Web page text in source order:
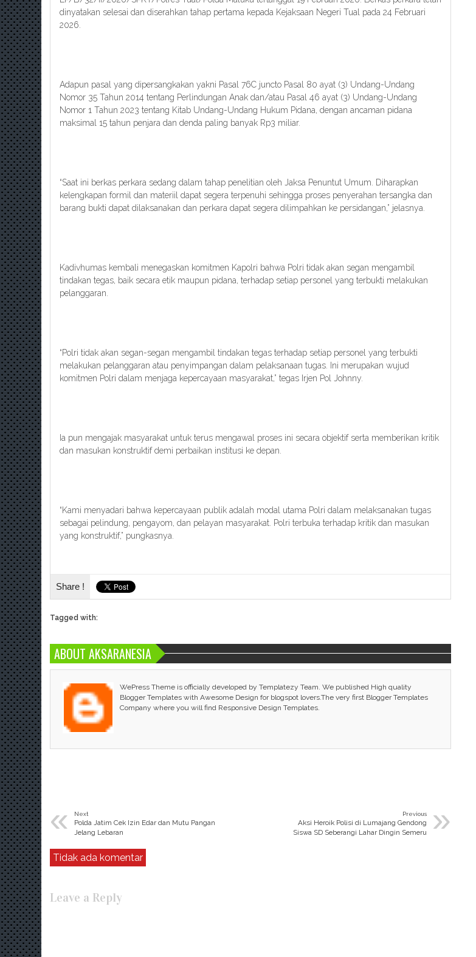
dinyatakan selesai dan diserahkan tahap pertama kepada Kejaksaan Negeri Tual pada 24 Februari
2026.
Adapun pasal yang dipersangkakan yakni Pasal 76C juncto Pasal 80 ayat (3) Undang-Undang
Nomor 35 Tahun 2014 tentang Perlindungan Anak dan/atau Pasal 46 ayat (3) Undang-Undang
Nomor 1 Tahun 2023 tentang Kitab Undang-Undang Hukum Pidana, dengan ancaman pidana
maksimal 15 tahun penjara dan denda paling banyak Rp3 miliar.
“Saat ini berkas perkara sedang dalam tahap penelitian oleh Jaksa Penuntut Umum. Diharapkan
kelengkapan formil dan materiil dapat segera terpenuhi sehingga proses penyerahan tersangka dan
barang bukti dapat dilaksanakan dan perkara dapat segera dilimpahkan ke persidangan,” jelasnya.
Kadivhumas kembali menegaskan komitmen Kapolri bahwa Polri tidak akan segan mengambil
tindakan tegas, baik secara etik maupun pidana, terhadap setiap personel yang terbukti melakukan
pelanggaran.
“Polri tidak akan segan-segan mengambil tindakan tegas terhadap setiap personel yang terbukti
melakukan pelanggaran atau penyimpangan dalam pelaksanaan tugas. Ini merupakan wujud
komitmen Polri dalam menjaga kepercayaan masyarakat,” tegas Irjen Pol Johnny.
Ia pun mengajak masyarakat untuk terus mengawal proses ini secara objektif serta memberikan kritik
dan masukan konstruktif demi perbaikan institusi ke depan.
“Kami menyadari bahwa kepercayaan publik adalah modal utama Polri dalam melaksanakan tugas
sebagai pelindung, pengayom, dan pelayan masyarakat. Polri terbuka terhadap kritik dan masukan
yang konstruktif,” pungkasnya.
Share !
Tagged with:
ABOUT AKSARANESIA
WePress Theme is officially developed by Templatezy Team. We published High quality
Blogger Templates with Awesome Design for blogspot lovers.The very first Blogger Templates
Company where you will find Responsive Design Templates.
« Next
Polda Jatim Cek Izin Edar dan Mutu Pangan
Jelang Lebaran
»
Previous
Aksi Heroik Polisi di Lumajang Gendong
Siswa SD Seberangi Lahar Dingin Semeru
Tidak ada komentar
Leave a Reply